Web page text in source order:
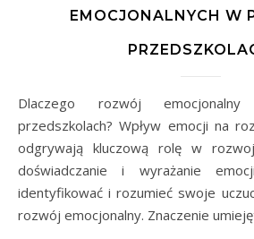
EMOCJONALNYCH W
Dlaczego rozwój emocjonalny jest ważny w
przedszkolach? Wpływ emocji na
odgrywają kluczową rolę w
doświadczanie i wyrażanie
identyfikować i rozumieć swoje
rozwój emocjonalny. Znaczenie